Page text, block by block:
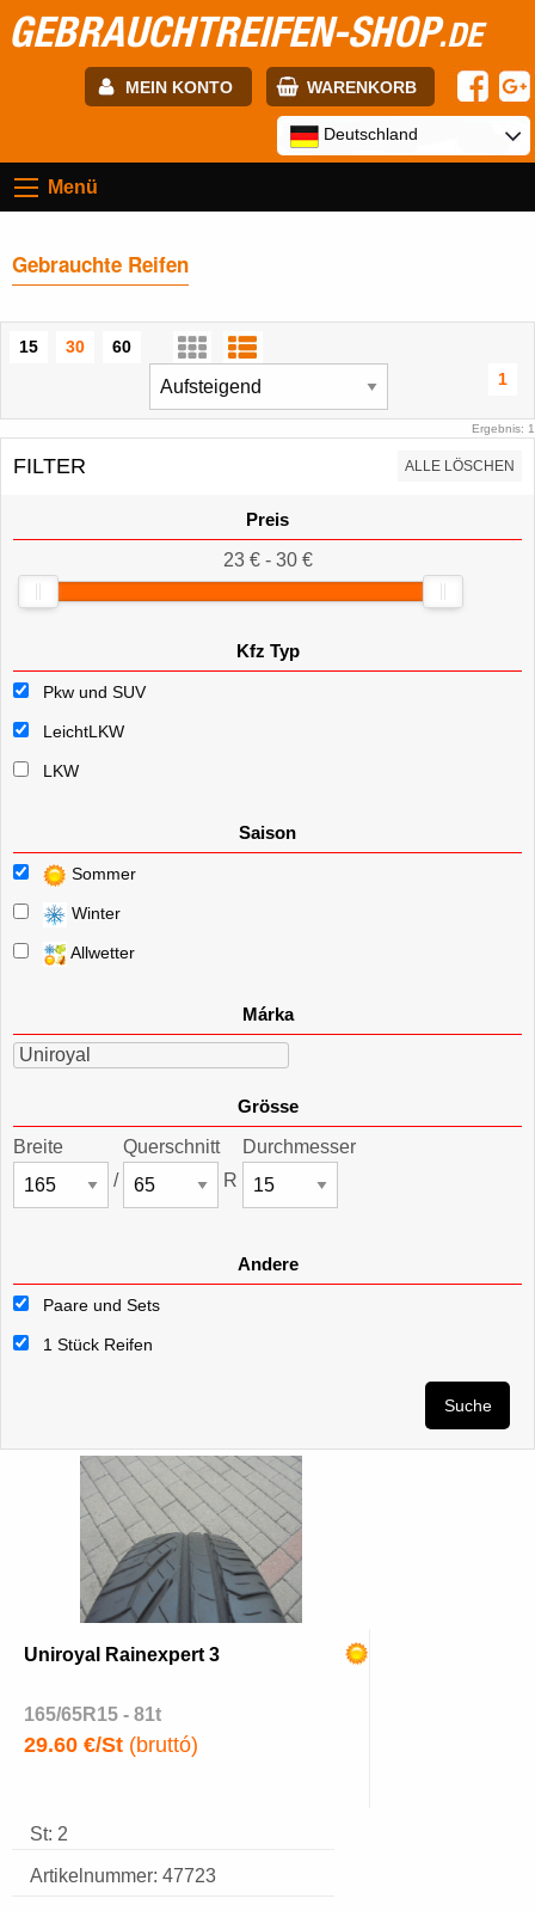
GEBRAUCHTREIFEN-SHOP.DE
MEIN KONTO WARENKORB
Passwort:
Deutschland
Menü
Gebrauchte Reifen
15 30
60
1
Ergebnis: 1
FILTER ALLE LÖSCHEN
Preis
23 € - 30 €
Kfz Typ
Pkw und SUV
LeichtLKW
LKW
Saison
Sommer
Winter
Allwetter
Márka
Uniroyal
Grösse
Breite
/
Querschnitt
R
Durchmesser
Andere
Paare und Sets
1 Stück Reifen
Suche
Uniroyal Rainexpert 3
165/65R15 - 81t
29.60 €/St (bruttó)
St: 2
Artikelnummer: 47723